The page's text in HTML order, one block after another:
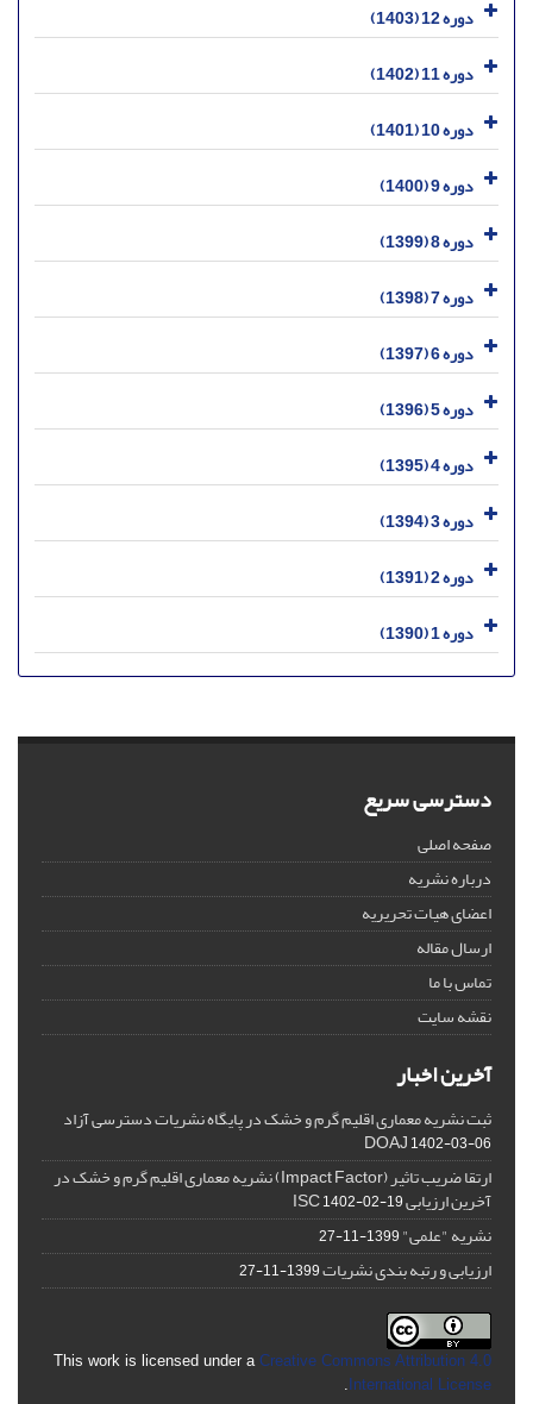
دوره 12 (1403)
دوره 11 (1402)
دوره 10 (1401)
دوره 9 (1400)
دوره 8 (1399)
دوره 7 (1398)
دوره 6 (1397)
دوره 5 (1396)
دوره 4 (1395)
دوره 3 (1394)
دوره 2 (1391)
دوره 1 (1390)
دسترسی سریع
صفحه اصلی
درباره نشریه
اعضای هیات تحریریه
ارسال مقاله
تماس با ما
نقشه سایت
آخرین اخبار
ثبت نشریه معماری اقلیم گرم و خشک در پایگاه نشریات دسترسی آزاد
DOAJ1402-03-06
ارتقا ضریب تاثیر (Impact Factor) نشریه معماری اقلیم گرم و خشک در
آخرین ارزیابی ISC1402-02-19
نشریه "علمی"1399-11-27
ارزیابی و رتبه بندی نشریات1399-11-27
This work is licensed under a Creative Commons Attribution 4.0
International License
.